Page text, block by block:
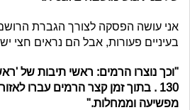
אני עושה הפסקה לצורך הגברת
בעיניים פעורות, אבל הם נראים חצי
"וכך נוצרו הרמים: ראשי תיבות של
130 . בתוך זמן קצר הרמים עברו
מפשיעה וממחלות."